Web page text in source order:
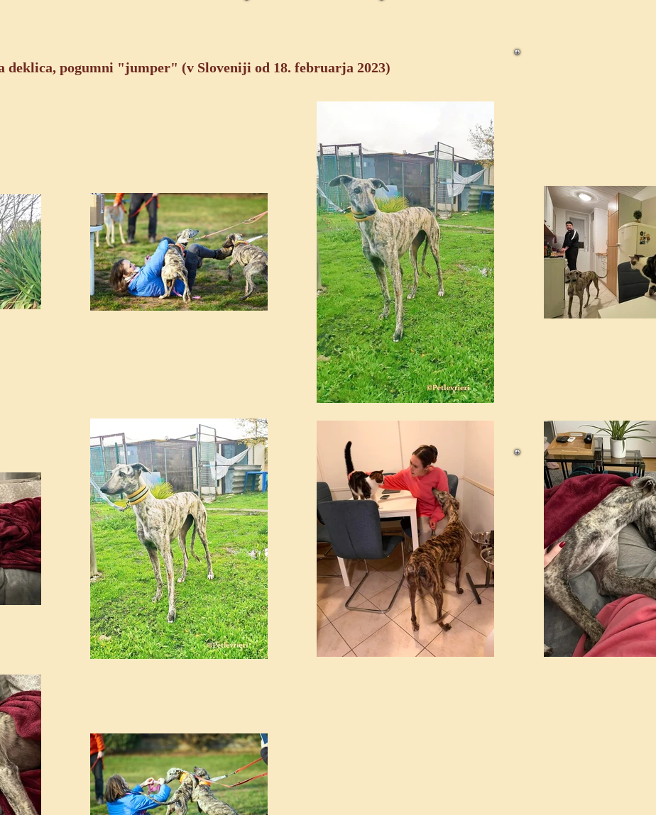
deklica, pogumni "jumper" (v Sloveniji od 18. februarja 2023)